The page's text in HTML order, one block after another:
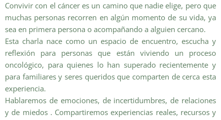
Convivir con el cáncer es un camino que nadie elige, pero que
muchas personas recorren en algún momento de su vida, ya
sea en primera persona o acompañando a alguien cercano.
Esta charla nace como un espacio de encuentro, escucha y
reflexión para personas que están viviendo un proceso
oncológico, para quienes lo han superado recientemente y
para familiares y seres queridos que comparten de cerca esta
experiencia.
Hablaremos de emociones, de incertidumbres, de relaciones
y de miedos . Compartiremos experiencias reales, recursos y